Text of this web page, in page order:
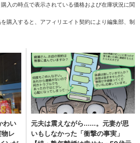
入の時点で表示されている価格および在庫状況に関
購入すると、アフィリエイト契約により編集部、制